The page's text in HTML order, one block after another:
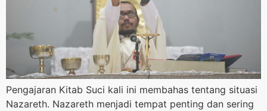
Pengajaran Kitab Suci kali ini membahas tentang situasi
Nazareth. Nazareth menjadi tempat penting dan sering